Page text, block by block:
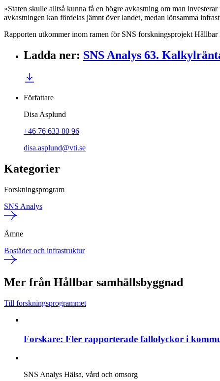
»Staten skulle alltså kunna få en högre avkastning om man
avkastningen kan fördelas jämnt över landet, medan lönsamma
Rapporten utkommer inom ramen för SNS forskningsprojekt Hållbar
Ladda ner: SNS Analys 63.
Författare
Disa Asplund
+46 76 633 80 96
disa.asplund@vti.se
Kategorier
Forskningsprogram
SNS Analys
Ämne
Bostäder och infrastruktur
Mer från Hållbar samhällsbyggnad
Till forskningsprogrammet
Forskare: Fler rapporterade fallolyckor i
SNS Analys Hälsa, vård och omsorg